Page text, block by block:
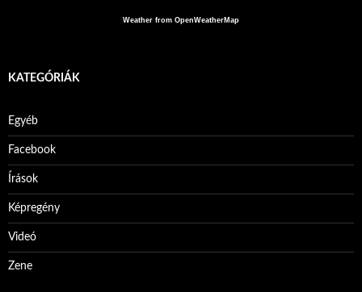
Weather from OpenWeatherMap
KATEGÓRIÁK
Egyéb
Facebook
Írások
Képregény
Videó
Zene